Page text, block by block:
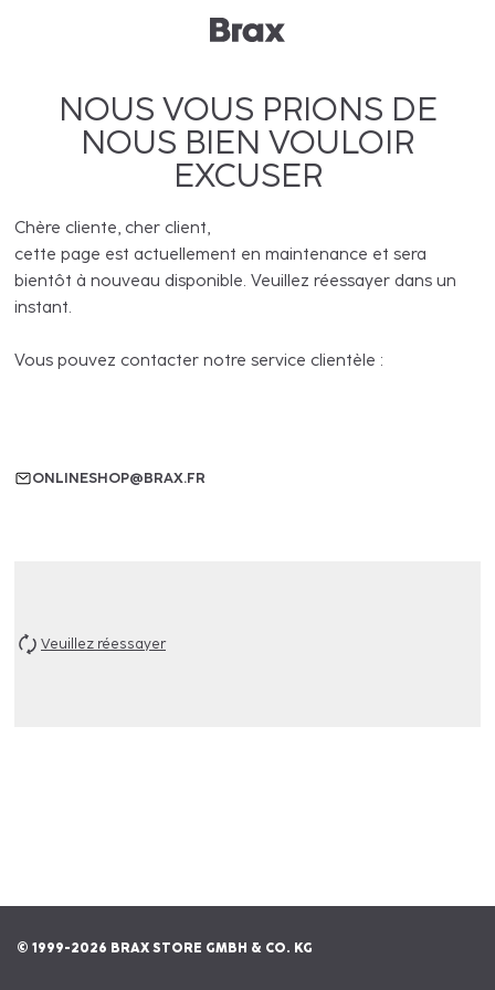
NOUS VOUS PRIONS DE
NOUS BIEN VOULOIR
EXCUSER
Chère cliente, cher client,
cette page est actuellement en maintenance et sera
bientôt à nouveau disponible. Veuillez réessayer dans un
instant.
Vous pouvez contacter notre service clientèle :
ONLINESHOP@BRAX.FR
Veuillez réessayer
© 1999-2026 BRAX STORE GMBH & CO. KG